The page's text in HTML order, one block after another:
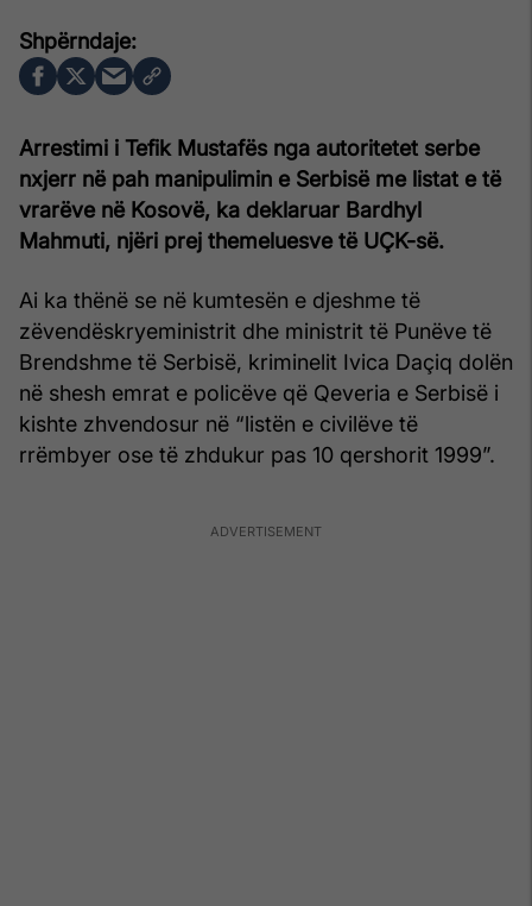
Arrestimi i Tefik Mustafës nga autoritetet serbe
nxjerr në pah manipulimin e Serbisë me listat e të
vrarëve në Kosovë, ka deklaruar Bardhyl
Mahmuti, njëri prej themeluesve të UÇK-së.
Ai ka thënë se në kumtesën e djeshme të
zëvendëskryeministrit dhe ministrit të Punëve të
Brendshme të Serbisë, kriminelit Ivica Daçiq dolën
në shesh emrat e policëve që Qeveria e Serbisë i
kishte zhvendosur në “listën e civilëve të
rrëmbyer ose të zhdukur pas 10 qershorit 1999”.